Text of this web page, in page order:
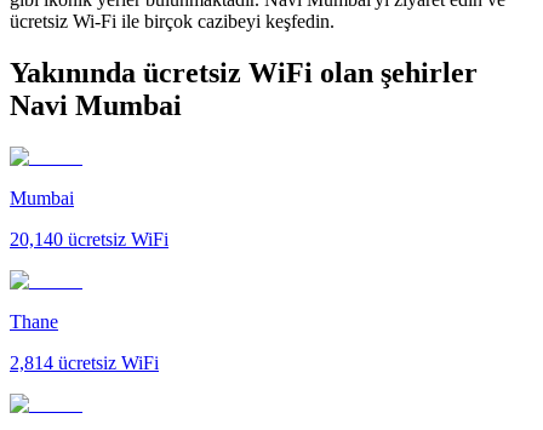
ücretsiz Wi-Fi ile birçok cazibeyi keşfedin.
Yakınında ücretsiz WiFi olan şehirler
Navi Mumbai
Mumbai
20,140 ücretsiz WiFi
Thane
2,814 ücretsiz WiFi